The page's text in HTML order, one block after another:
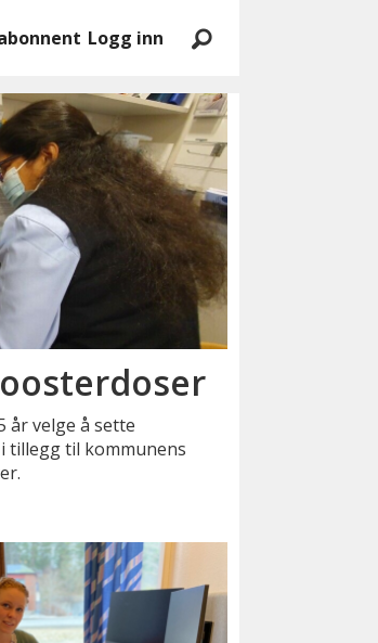
Logg inn
år velge å sette
tillegg til kommunens